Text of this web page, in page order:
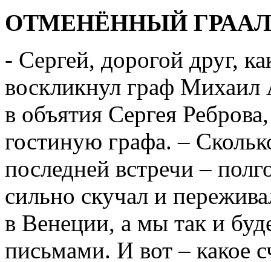
ОТМЕНЁННЫЙ
- Сергей, дорогой друг,
воскликнул граф Михаил
в объятия Сергея
гостиную графа. –
последней встречи –
сильно скучал и
в Венеции, а мы так и
письмами. И вот – какое